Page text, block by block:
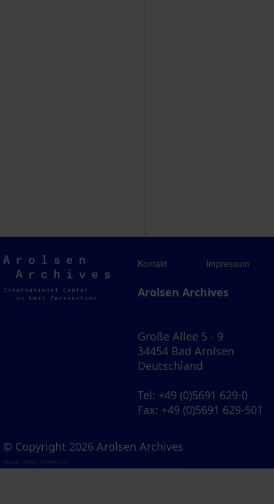
Arolsen
Archives
Kontakt Impressum
Arolsen Archives
Große Allee 5 - 9
34454 Bad Arolsen
Deutschland
Tel: +49 (0)5691 629-0
Fax: +49 (0)5691 629-501
© Copyright 2026 Arolsen Archives
Visual Library Server 2026